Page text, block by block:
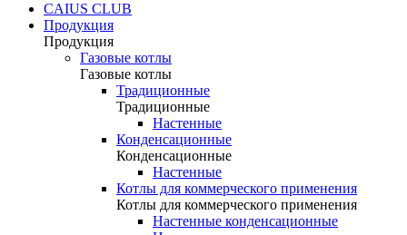
CAIUS CLUB
Продукция
Продукция
Газовые котлы
Газовые котлы
Традиционные
Традиционные
Настенные
Конденсационные
Конденсационные
Настенные
Котлы для коммерческого применения
Котлы для коммерческого применения
Настенные конденсационные